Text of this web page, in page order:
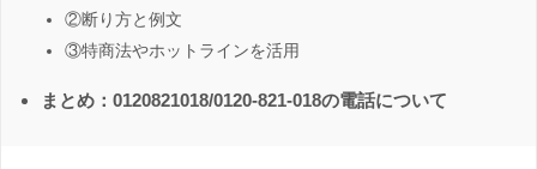
②断り方と例文
③特商法やホットラインを活用
まとめ：0120821018/0120-821-018の電話について